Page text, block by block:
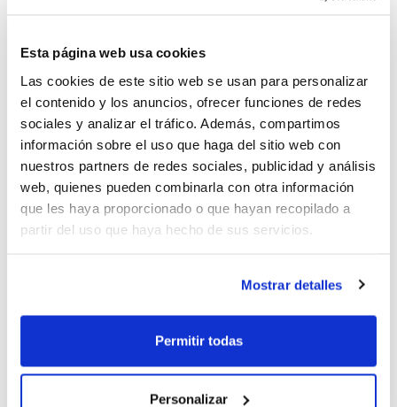
Esta página web usa cookies
Las cookies de este sitio web se usan para personalizar
el contenido y los anuncios, ofrecer funciones de redes
sociales y analizar el tráfico. Además, compartimos
información sobre el uso que haga del sitio web con
nuestros partners de redes sociales, publicidad y análisis
web, quienes pueden combinarla con otra información
que les haya proporcionado o que hayan recopilado a
partir del uso que haya hecho de sus servicios.
Mostrar detalles
Permitir todas
Personalizar
En 1987 se fundó el Club Bàsquet Morvedre, y la
entidad ya se preparar para conmemorar este 25
aniversario.
Los actos de celebración serán el próximo 9 de junio,
con una matinal de baloncesto con diferentes
concursos de 3×3, triples y mates. Ya por la noche, se
servirá una cena que servirá de punto de encuentro
para todos los jugadores/as que han pasado por la